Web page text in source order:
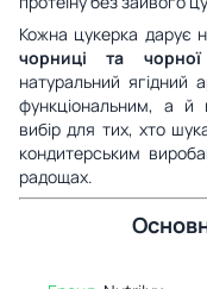
Кожна цукерка дарує
чорниці та
натуральний
функціональним, а й
вибір для тих, хто
кондитерським
радощах.